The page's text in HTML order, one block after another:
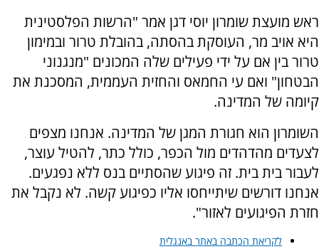
ראש מועצת שומרון יוסי דגן אמר "הרשות הפלסטינית
היא אויב מר, העוסקת בהסתה, בהובלת טרור ובמימון
טרור בין אם על ידי פעילים שלה המכונים "מנגנוני
הבטחון" ואם עי החמאס והחזית העממית, המסכנת את
קיומה של המדינה.
השומרון הוא חגורת המגן של המדינה. אנחנו מצפים
לצעדים מהדהדים מול הכפר, כולל כתר, להטיל עוצר,
לעבור בית בית. זה פיגוע שהסתיים בנס ללא נפגעים.
אנחנו דורשים שיתייחסו אליו כפיגוע קשה. לא נקבל את
חזרת הפיגועים לאזור".
לקריאת הכתבה באתר באנגלית